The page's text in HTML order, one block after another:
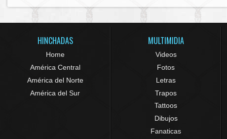
HINCHADAS
Home
América Central
América del Norte
América del Sur
MULTIMIDIA
Videos
Fotos
Letras
Trapos
Tattoos
Dibujos
Fanaticas